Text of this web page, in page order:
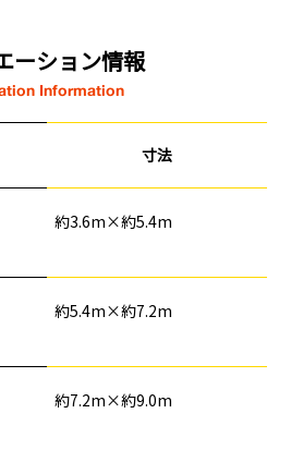
ーション情報
Information
寸法
約3.6m×約5.4m
約5.4m×約7.2m
約7.2m×約9.0m